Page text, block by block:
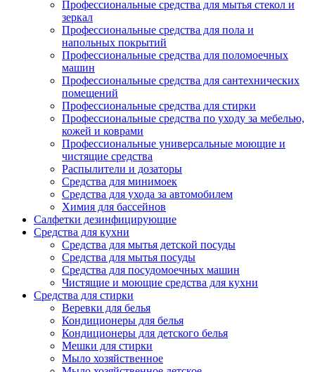
Профессиональные средства для мытья стекол и
зеркал
Профессиональные средства для пола и
напольных покрытий
Профессиональные средства для поломоечных
машин
Профессиональные средства для сантехнических
помещений
Профессиональные средства для стирки
Профессиональные средства по уходу за мебелью,
кожей и коврами
Профессиональные универсальные моющие и
чистящие средства
Распылители и дозаторы
Средства для минимоек
Средства для ухода за автомобилем
Химия для бассейнов
Салфетки дезинфицирующие
Средства для кухни
Средства для мытья детской посуды
Средства для мытья посуды
Средства для посудомоечных машин
Чистящие и моющие средства для кухни
Средства для стирки
Веревки для белья
Кондиционеры для белья
Кондиционеры для детского белья
Мешки для стирки
Мыло хозяйственное